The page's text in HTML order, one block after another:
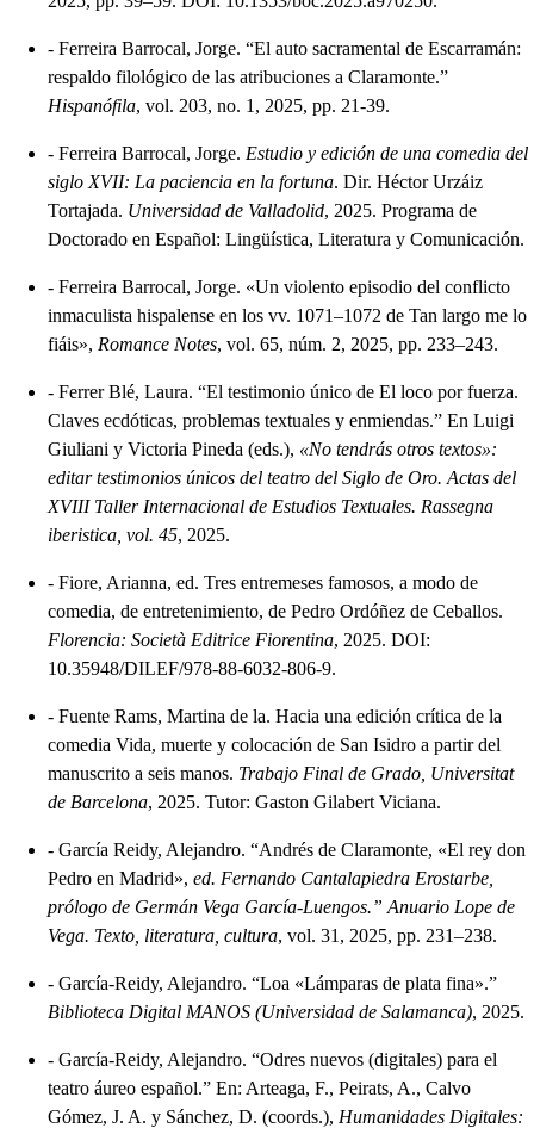
- Ferreira Barrocal, Jorge. “El auto sacramental de Escarramán:
respaldo filológico de las atribuciones a Claramonte.”
Hispanófila, vol. 203, no. 1, 2025, pp. 21-39.
- Ferreira Barrocal, Jorge. Estudio y edición de una comedia del
siglo XVII: La paciencia en la fortuna. Dir. Héctor Urzáiz
Tortajada. Universidad de Valladolid, 2025. Programa de
Doctorado en Español: Lingüística, Literatura y Comunicación.
- Ferreira Barrocal, Jorge. «Un violento episodio del conflicto
inmaculista hispalense en los vv. 1071–1072 de Tan largo me lo
fiáis», Romance Notes, vol. 65, núm. 2, 2025, pp. 233–243.
- Ferrer Blé, Laura. “El testimonio único de El loco por fuerza.
Claves ecdóticas, problemas textuales y enmiendas.” En Luigi
Giuliani y Victoria Pineda (eds.), «No tendrás otros textos»:
editar testimonios únicos del teatro del Siglo de Oro. Actas del
XVIII Taller Internacional de Estudios Textuales. Rassegna
iberistica, vol. 45, 2025.
- Fiore, Arianna, ed. Tres entremeses famosos, a modo de
comedia, de entretenimiento, de Pedro Ordóñez de Ceballos.
Florencia: Società Editrice Fiorentina, 2025. DOI:
10.35948/DILEF/978-88-6032-806-9.
- Fuente Rams, Martina de la. Hacia una edición crítica de la
comedia Vida, muerte y colocación de San Isidro a partir del
manuscrito a seis manos. Trabajo Final de Grado, Universitat
de Barcelona, 2025. Tutor: Gaston Gilabert Viciana.
- García Reidy, Alejandro. “Andrés de Claramonte, «El rey don
Pedro en Madrid», ed. Fernando Cantalapiedra Erostarbe,
prólogo de Germán Vega García-Luengos.” Anuario Lope de
Vega. Texto, literatura, cultura, vol. 31, 2025, pp. 231–238.
- García-Reidy, Alejandro. “Loa «Lámparas de plata fina».”
Biblioteca Digital MANOS (Universidad de Salamanca), 2025.
- García-Reidy, Alejandro. “Odres nuevos (digitales) para el
teatro áureo español.” En: Arteaga, F., Peirats, A., Calvo
Gómez, J. A. y Sánchez, D. (coords.), Humanidades Digitales: